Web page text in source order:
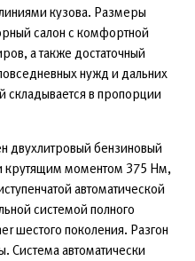
кузова. Размеры
салон с комфортной
а также достаточный
нужд и дальних
складывается в пропорции
двухлитровый бензиновый
крутящим моментом 375 Нм,
автоматической
системой полного
шестого поколения. Разгон
Система автоматически